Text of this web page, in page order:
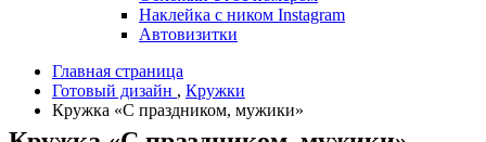
Наклейка с ником Instagram
Автовизитки
Главная страница
Готовый дизайн , Кружки
Кружка «С праздником, мужики»